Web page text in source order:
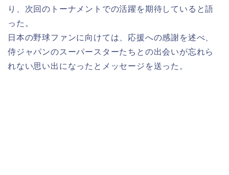
り、次回のトーナメントでの活躍を期待していると語
った。
日本の野球ファンに向けては、応援への感謝を述べ、
侍ジャパンのスーパースターたちとの出会いが忘れら
れない思い出になったとメッセージを送った。